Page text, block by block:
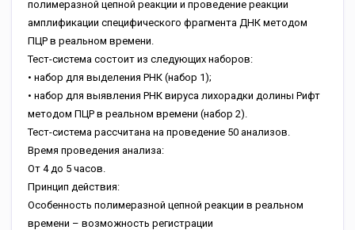
полимеразной цепной реакции и проведение реакции
амплификации специфического фрагмента ДНК методом
ПЦР в реальном времени.
Тест-система состоит из следующих наборов:
• набор для выделения РНК (набор 1);
• набор для выявления РНК вируса лихорадки долины Рифт
методом ПЦР в реальном времени (набор 2).
Тест-система рассчитана на проведение 50 анализов.
Время проведения анализа:
От 4 до 5 часов.
Принцип действия:
Особенность полимеразной цепной реакции в реальном
времени – возможность регистрации